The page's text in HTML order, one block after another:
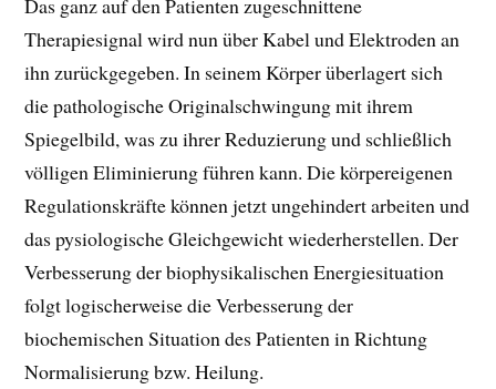
Das ganz auf den Patienten zugeschnittene
Therapiesignal wird nun über Kabel und Elektroden an
ihn zurückgegeben. In seinem Körper überlagert sich
die pathologische Originalschwingung mit ihrem
Spiegelbild, was zu ihrer Reduzierung und schließlich
völligen Eliminierung führen kann. Die körpereigenen
Regulationskräfte können jetzt ungehindert arbeiten und
das pysiologische Gleichgewicht wiederherstellen. Der
Verbesserung der biophysikalischen Energiesituation
folgt logischerweise die Verbesserung der
biochemischen Situation des Patienten in Richtung
Normalisierung bzw. Heilung.